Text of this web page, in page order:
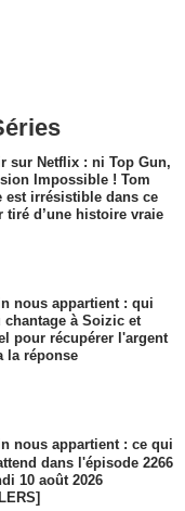
sur Netflix : ni Top Gun,
Impossible ! Tom
est irrésistible dans ce
tiré d’une histoire vraie
nous appartient : qui
chantage à Soizic et
pour récupérer l'argent
la réponse
nous appartient : ce qui
dans l'épisode 2266
10 août 2026